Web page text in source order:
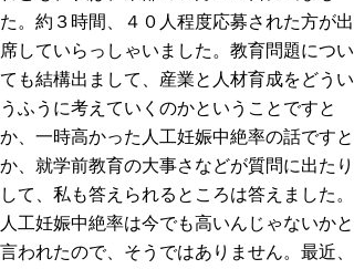
た。約３時間、４０人程度応募された方が出
席していらっしゃいました。教育問題につい
ても結構出まして、産業と人材育成をどうい
うふうに考えていくのかということですと
か、一時高かった人工妊娠中絶率の話ですと
か、就学前教育の大事さなどが質問に出たり
して、私も答えられるところは答えました。
人工妊娠中絶率は今でも高いんじゃないかと
言われたので、そうではありません。最近、